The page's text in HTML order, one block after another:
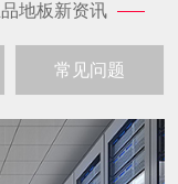
地板新资讯
常见问题